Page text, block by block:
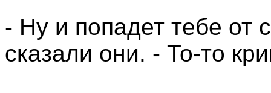
- Ну и попадет тебе от
сказали они. - То-то